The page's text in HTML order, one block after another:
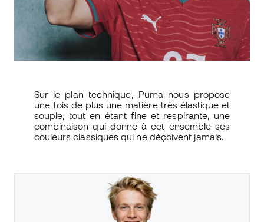
Sur le plan technique, Puma nous propose
une fois de plus une matière très élastique et
souple, tout en étant fine et respirante, une
combinaison qui donne à cet ensemble ses
couleurs classiques qui ne déçoivent jamais.